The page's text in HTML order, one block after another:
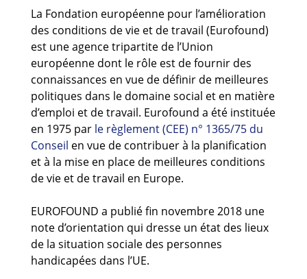
Guides et outils
Actualités
ARSENE
La Fondation européenne pour l’amélioration
des conditions de vie et de travail (Eurofound)
est une agence tripartite de l’Union
européenne dont le rôle est de fournir des
connaissances en vue de définir de meilleures
politiques dans le domaine social et en matière
d’emploi et de travail. Eurofound a été instituée
en 1975 par le règlement (CEE) n° 1365/75 du
Conseil en vue de contribuer à la planification
et à la mise en place de meilleures conditions
de vie et de travail en Europe.
EUROFOUND a publié fin novembre 2018 une
note d’orientation qui dresse un état des lieux
de la situation sociale des personnes
handicapées dans l’UE.